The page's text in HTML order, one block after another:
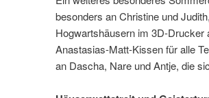
besonders an Christine und
Hogwartshäusern im 3D-
Anastasias-Matt-Kissen für alle
an Dascha, Nare und Antje, die